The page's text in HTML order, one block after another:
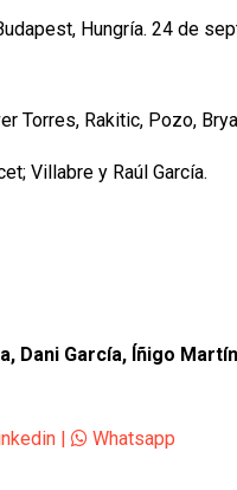
Hungría. 24 de
Torres, Rakitic, Pozo,
Villabre y Raúl García.
Dani García, Íñigo
Whatsapp